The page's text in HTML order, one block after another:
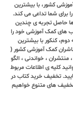
کشور، با بیشترین
برای شما تداعی می کند.
ها حاصل تجربه ی چندین
های کمک آموزشی خود را
کنکور با بیشترین
کمک آموزشی کشور (
منتشران ، خواندنی ، الگو
کلیه ی اطلاعات مربوط
تخفیف خرید کتاب در
های متنوع خواهیم